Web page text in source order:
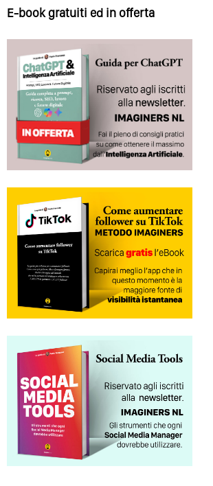
E-book gratuiti ed in offerta